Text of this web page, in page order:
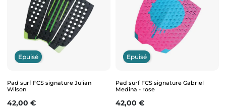
Epuisé
Pad surf FCS signature Julian
Wilson
Prix
42,00 €
Epuisé
Pad surf FCS signature Gabriel
Medina - rose
Prix
42,00 €